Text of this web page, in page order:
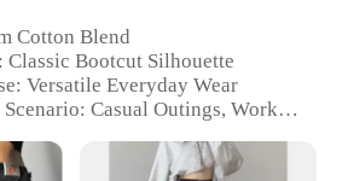
Cotton Blend
Classic Bootcut Silhouette
Versatile Everyday Wear
Casual Outings, Work,
or Quantity: Available in